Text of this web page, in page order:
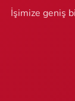
İşimize geniş